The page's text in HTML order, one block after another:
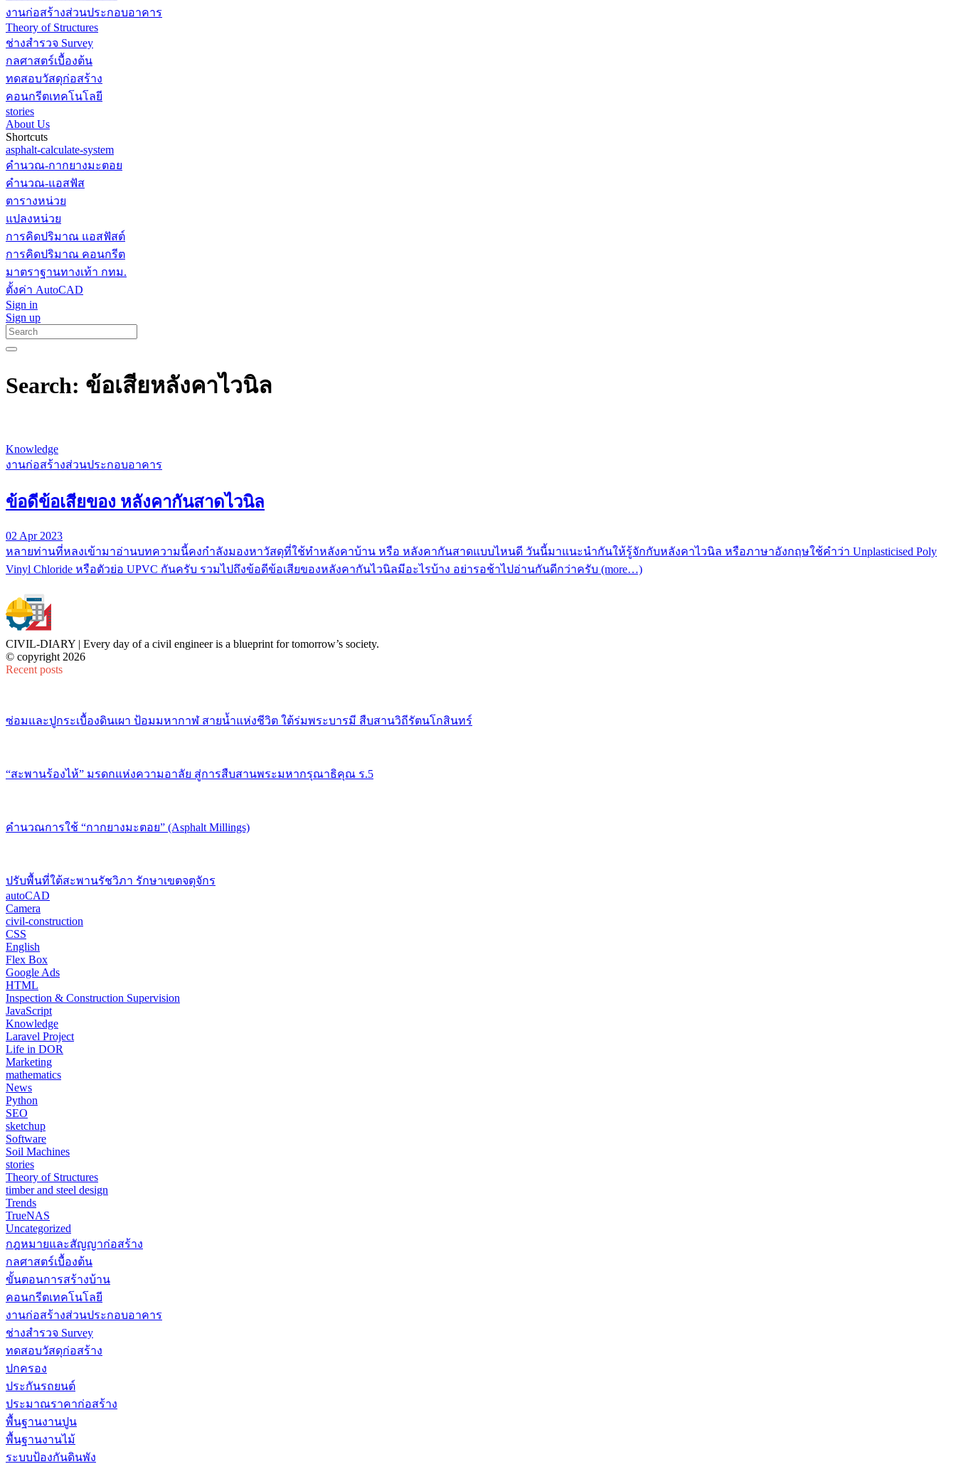
งานก่อสร้างส่วนประกอบอาคาร
Theory of Structures
ช่างสำรวจ Survey
กลศาสตร์เบื้องต้น
ทดสอบวัสดุก่อสร้าง
คอนกรีตเทคโนโลยี
stories
About Us
Shortcuts
asphalt-calculate-system
คำนวณ-กากยางมะตอย
คำนวณ-แอสฟัส
ตารางหน่วย
แปลงหน่วย
การคิดปริมาณ แอสฟัสต์
การคิดปริมาณ คอนกรีต
มาตราฐานทางเท้า กทม.
ตั้งค่า AutoCAD
Sign in
Sign up
Search: ข้อเสียหลังคาไวนิล
Knowledge
งานก่อสร้างส่วนประกอบอาคาร
ข้อดีข้อเสียของ หลังคากันสาดไวนิล
02 Apr 2023
หลายท่านที่หลงเข้ามาอ่านบทความนี้คงกำลังมองหาวัสดุที่ใช้ทำหลังคาบ้าน หรือ หลังคากันสาดแบบไหนดี วันนี้มาแนะนำกันให้รู้จักกับหลังคาไวนิล หรือภาษาอังกฤษใช้คำว่า Unplasticised Poly
Vinyl Chloride หรือตัวย่อ UPVC กันครับ รวมไปถึงข้อดีข้อเสียของหลังคากันไวนิลมีอะไรบ้าง อย่ารอช้าไปอ่านกันดีกว่าครับ (more…)
CIVIL-DIARY | Every day of a civil engineer is a blueprint for tomorrow’s society.
© copyright 2026
Recent posts
ซ่อมและปูกระเบื้องดินเผา ป้อมมหากาฬ สายน้ำแห่งชีวิต ใต้ร่มพระบารมี สืบสานวิถีรัตนโกสินทร์
“สะพานร้องไห้” มรดกแห่งความอาลัย สู่การสืบสานพระมหากรุณาธิคุณ ร.5
คำนวณการใช้ “กากยางมะตอย” (Asphalt Millings)
ปรับพื้นที่ใต้สะพานรัชวิภา รักษาเขตจตุจักร
autoCAD
Camera
civil-construction
CSS
English
Flex Box
Google Ads
HTML
Inspection & Construction Supervision
JavaScript
Knowledge
Laravel Project
Life in DOR
Marketing
mathematics
News
Python
SEO
sketchup
Software
Soil Machines
stories
Theory of Structures
timber and steel design
Trends
TrueNAS
Uncategorized
กฎหมายและสัญญาก่อสร้าง
กลศาสตร์เบื้องต้น
ขั้นตอนการสร้างบ้าน
คอนกรีตเทคโนโลยี
งานก่อสร้างส่วนประกอบอาคาร
ช่างสำรวจ Survey
ทดสอบวัสดุก่อสร้าง
ปกครอง
ประกันรถยนต์
ประมาณราคาก่อสร้าง
พื้นฐานงานปูน
พื้นฐานงานไม้
ระบบป้องกันดินพัง